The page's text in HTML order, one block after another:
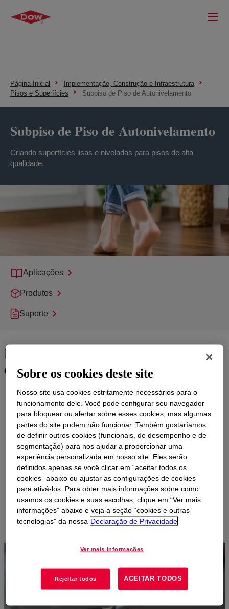
Página Inicial
Implementação, Construção e Infraestrutura
Pisos e Superfícies
Subpiso de Piso de Autonivelamento
Subpiso de Piso de Autonivelamento
Criando superfícies lisas e niveladas para pisos de alta
qualidade.
Aplicações
Produtos
Suporte
Preparando o caminho para a
excelência em pisos
O piso de qualidade começa com a camada inferior correta. As
soluções da Dow para revestimentos de autonivelamento criam
superfícies lisas e niveladas, garantindo a aderência adequada
e minimizando o risco de danos às coberturas de piso.
Nosso portfólio de produtos – incluindo éteres de celulose, pós
de látex redispersíveis e emulsões de polímero, ajuda você a
escolher as propriedades que você precisa para sua
formulação ideal, não importa se são tempos de ajuste
aprimorados, propriedades de fluxo, características de cura,
flexibilidade, adesão ou durabilidade. Nossos produtos também
podem ser usados em vários substratos, tornando-os
adequados para uma ampla gama de aplicações de pisos.
Sobre os cookies deste site
Nosso site usa cookies estritamente necessários para o
funcionamento dele. Você pode configurar seu navegador
para bloquear ou alertar sobre esses cookies, mas algumas
partes do site podem não funcionar. Também gostaríamos
de definir outros cookies (funcionais, de desempenho e de
segmentação) para nos ajudar a proporcionar uma
experiência personalizada em nosso site. Eles serão
definidos apenas se você clicar em “aceitar todos os
cookies” abaixo ou ajustar as configurações de cookies
para ativá-los. Para obter mais informações sobre como
usamos os cookies e suas escolhas, clique em “Ver mais
informações” abaixo e veja a seção “cookies e outras
tecnologias” da nossa Declaração de Privacidade
Ver mais informações
Rejeitar todos ACEITAR TODOS